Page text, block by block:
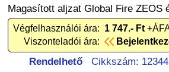
Magasított aljzat Global Fire ZEOS
Végfelhasználói ára: 1 747.- Ft
Viszonteladói ára:
Rendelhető
Cikkszám: